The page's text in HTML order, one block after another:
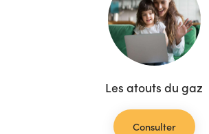
Les atouts du gaz
Consulter